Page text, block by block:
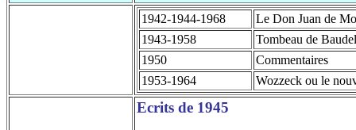
1942-1944-1968
Le Don Juan de
1943-1958
Tombeau de
1950
Commentaires
1953-1964
Wozzeck ou le
Ecrits de 1945